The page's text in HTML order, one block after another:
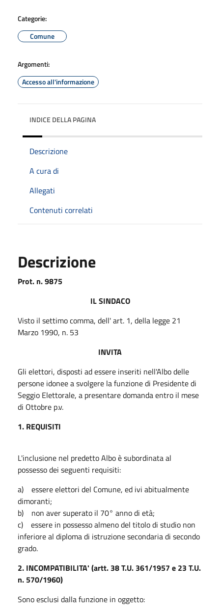
Categorie:
Comune
Argomenti:
Accesso all'informazione
INDICE DELLA PAGINA
Descrizione
A cura di
Allegati
Contenuti correlati
Descrizione
Prot. n. 9875
IL SINDACO
Visto il settimo comma, dell' art. 1, della legge 21
Marzo 1990, n. 53
INVITA
Gli elettori, disposti ad essere inseriti nell'Albo delle
persone idonee a svolgere la funzione di Presidente di
Seggio Elettorale, a presentare domanda entro il mese
di Ottobre p.v.
1. REQUISITI
L'inclusione nel predetto Albo è subordinata al
possesso dei seguenti requisiti:
a) essere elettori del Comune, ed ivi abitualmente
dimoranti;
b) non aver superato il 70° anno di età;
c) essere in possesso almeno del titolo di studio non
inferiore al diploma di istruzione secondaria di secondo
grado.
2. INCOMPATIBILITA' (artt. 38 T.U. 361/1957 e 23 T.U.
n. 570/1960)
Sono esclusi dalla funzione in oggetto: